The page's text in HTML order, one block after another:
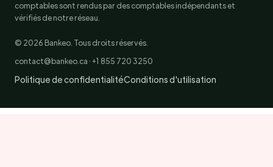
comptables sont rendus par des comptables indépendants et
vérifiés de notre réseau.
© 2026 Bankeo. Tous droits réservés.
contact@bankeo.ca · +1 855 720 3250
Politique de confidentialitéConditions d'utilisation